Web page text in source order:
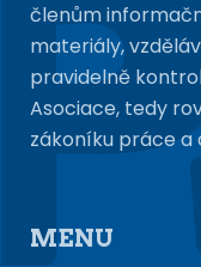
členům
materiály,
pravidelně
Asociace, tedy
zákoníku práce
MENU